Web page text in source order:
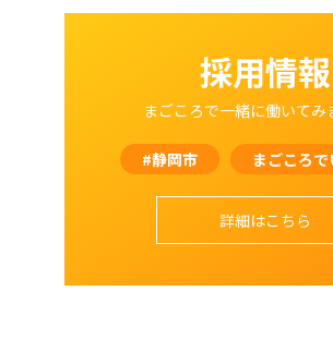
採用情報
まごころで一緒に働いてみ
#静岡市 まごころ
詳細はこちら